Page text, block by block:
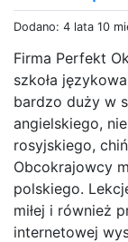
Dodano: 4 lata 10
Firma Perfekt
szkoła
bardzo duży w
angielskiego,
rosyjskiego,
Obcokrajowcy
polskiego.
miłej i również
internetowej